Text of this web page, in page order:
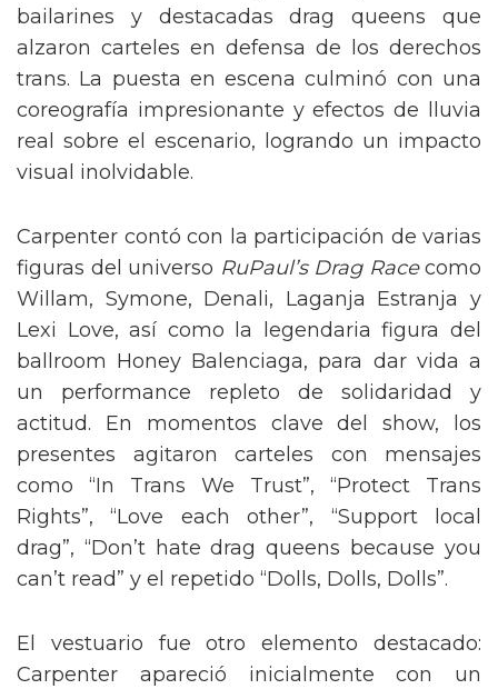
bailarines y destacadas drag queens que
alzaron carteles en defensa de los derechos
trans. La puesta en escena culminó con una
coreografía impresionante y efectos de lluvia
real sobre el escenario, logrando un impacto
visual inolvidable.
Carpenter contó con la participación de varias
figuras del universo RuPaul’s Drag Racecomo
Willam, Symone, Denali, Laganja Estranja y
Lexi Love, así como la legendaria figura del
ballroom Honey Balenciaga, para dar vida a
un performance repleto de solidaridad y
actitud. En momentos clave del show, los
presentes agitaron carteles con mensajes
como “In Trans We Trust”, “Protect Trans
Rights”, “Love each other”, “Support local
drag”, “Don’t hate drag queens because you
can’t read” y el repetido “Dolls, Dolls, Dolls”.
El vestuario fue otro elemento destacado:
Carpenter apareció inicialmente con un